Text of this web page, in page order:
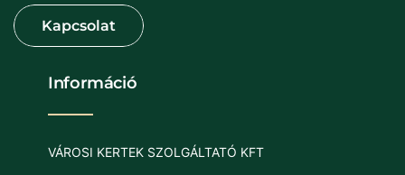
Információ
VÁROSI KERTEK SZOLGÁLTATÓ KFT